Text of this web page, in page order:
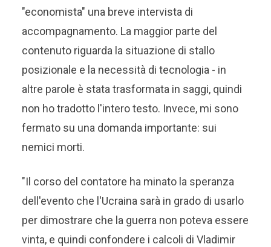
"economista" una breve intervista di
accompagnamento. La maggior parte del
contenuto riguarda la situazione di stallo
posizionale e la necessità di tecnologia - in
altre parole è stata trasformata in saggi, quindi
non ho tradotto l'intero testo. Invece, mi sono
fermato su una domanda importante: sui
nemici morti.
"Il corso del contatore ha minato la speranza
dell'evento che l'Ucraina sarà in grado di usarlo
per dimostrare che la guerra non poteva essere
vinta, e quindi confondere i calcoli di Vladimir